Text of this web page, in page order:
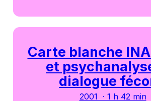
Carte blanche
et
dialogue
2001 · 1 h 42 min